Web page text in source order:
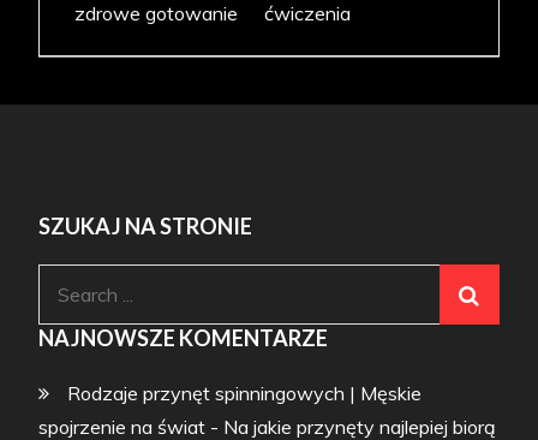
zdrowe gotowanie
ćwiczenia
SZUKAJ NA STRONIE
NAJNOWSZE KOMENTARZE
Rodzaje przynęt spinningowych | Męskie
spojrzenie na świat - Na jakie przynęty najlepiej biorą